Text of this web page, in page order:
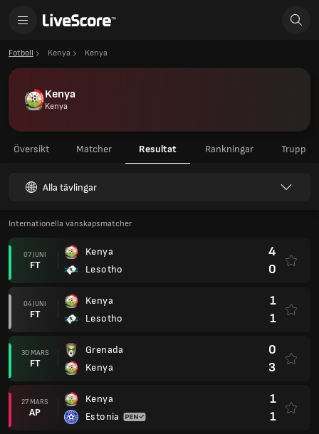
Fotboll Kenya Kenya
Kenya
Kenya
Översikt Matcher Resultat Rankningar Trupp
Alla tävlingar
Internationella vänskapsmatcher
07 JUNI
FT
Kenya
Lesotho
4
0
04 JUNI
FT
Kenya
Lesotho
1
1
30 MARS
FT
Grenada
Kenya
0
3
27 MARS
AP
Kenya
Estonia
1
1